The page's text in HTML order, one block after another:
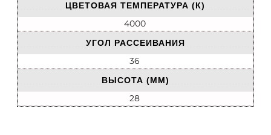
ЦВЕТОВАЯ ТЕМПЕРАТУРА (К)
4000
УГОЛ РАССЕИВАНИЯ
36
ВЫСОТА (ММ)
28